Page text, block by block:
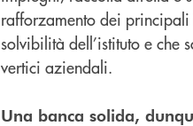
rafforzamento dei
solvibilità dell’istituto e che
vertici aziendali.
Una banca solida,